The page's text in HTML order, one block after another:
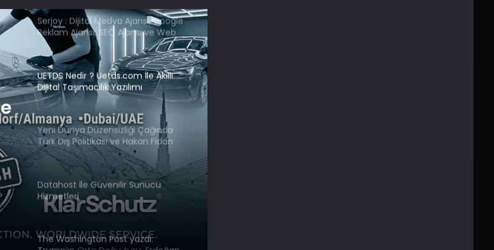
Serjoy : Dijital Medya Ajansı, Google
Reklam Ajansı, SEO Ajansı ve Web
Tasarım Ajansı
UETDS Nedir ? Uetds.com İle Akıllı
Dijital Taşımacılık Yazılımı
Yeni Dünya Düzensizliği Çağında
Türk Dış Politikası ve Hakan Fidan
Faktörü
Datahost İle Güvenilir Sunucu
Hizmetleri
The Washington Post yazdı: